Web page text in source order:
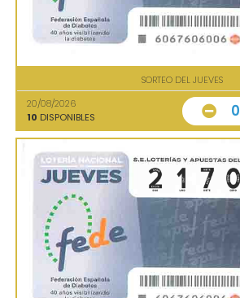
SORTEO DEL JUEVES
20/08/2026
10 DISPONIBLES 0